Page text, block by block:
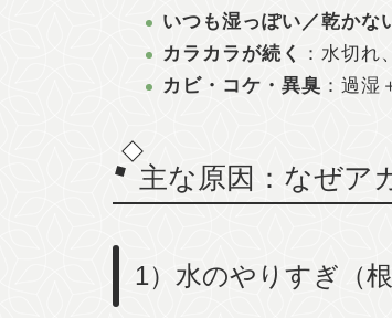
いつも湿っぽい／乾かな
カラカラが続く
：水切れ
カビ・コケ・異臭 ：過湿
主な原因：なぜア
1）水のやりすぎ（根